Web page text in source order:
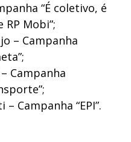
“É coletivo, é
Mobi”;
– Campanha
Campanha
Campanha “EPI”.